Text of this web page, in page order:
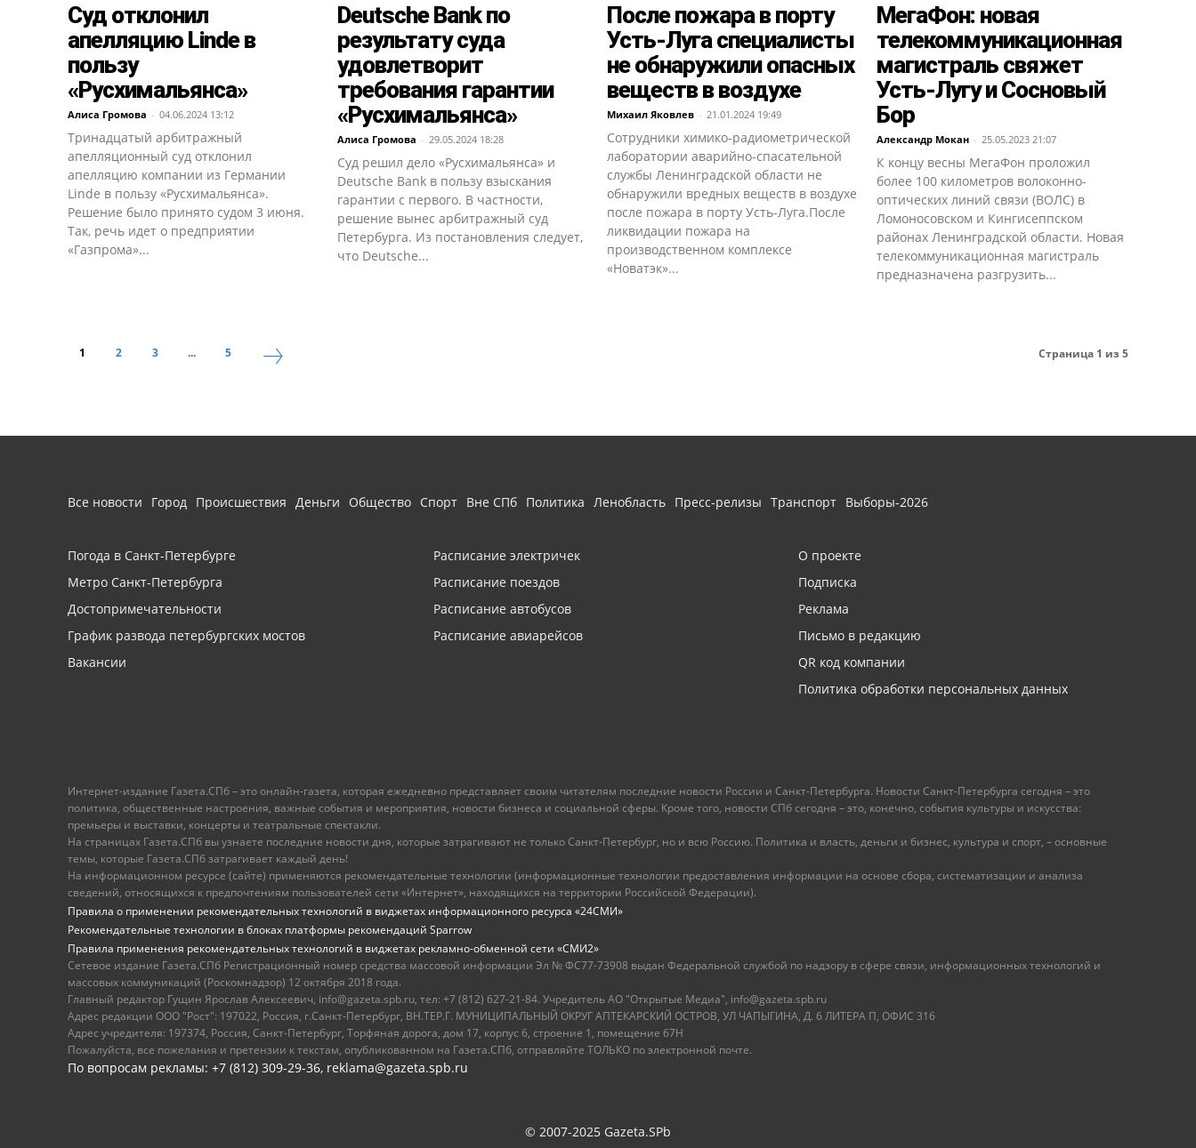
Суд отклонил
апелляцию Linde в
пользу
«Русхимальянса»
Алиса Громова - 04.06.2024 13:12
Тринадцатый арбитражный
апелляционный суд отклонил
апелляцию компании из Германии
Linde в пользу «Русхимальянса».
Решение было принято судом 3 июня.
Так, речь идет о предприятии
«Газпрома»...
Deutsche Bank по
результату суда
удовлетворит
требования гарантии
«Русхимальянса»
Алиса Громова - 29.05.2024 18:28
Суд решил дело «Русхимальянса» и
Deutsche Bank в пользу взыскания
гарантии с первого. В частности,
решение вынес арбитражный суд
Петербурга. Из постановления следует,
что Deutsche...
После пожара в порту
Усть-Луга специалисты
не обнаружили опасных
веществ в воздухе
Михаил Яковлев - 21.01.2024 19:49
Сотрудники химико-радиометрической
лаборатории аварийно-спасательной
службы Ленинградской области не
обнаружили вредных веществ в воздухе
после пожара в порту Усть-Луга.После
ликвидации пожара на
производственном комплексе
«Новатэк»...
МегаФон: новая
телекоммуникационная
магистраль свяжет
Усть-Лугу и Сосновый
Бор
Александр Мокан - 25.05.2023 21:07
К концу весны МегаФон проложил
более 100 километров волоконно-
оптических линий связи (ВОЛС) в
Ломоносовском и Кингисеппском
районах Ленинградской области. Новая
телекоммуникационная магистраль
предназначена разгрузить...
1 2 3 ... 5 Страница 1 из 5
Все новости Город Происшествия Деньги Общество Спорт Вне СПб Политика Ленобласть Пресс-релизы Транспорт Выборы-2026
Погода в Санкт-Петербурге
Метро Санкт-Петербурга
Достопримечательности
График развода петербургских мостов
Вакансии
Расписание электричек
Расписание поездов
Расписание автобусов
Расписание авиарейсов
О проекте
Подписка
Реклама
Письмо в редакцию
QR код компании
Политика обработки персональных данных
Интернет-издание Газета.СПб – это онлайн-газета, которая ежедневно представляет своим читателям последние новости России и Санкт-Петербурга. Новости Санкт-Петербурга сегодня – это
политика, общественные настроения, важные события и мероприятия, новости бизнеса и социальной сферы. Кроме того, новости СПб сегодня – это, конечно, события культуры и искусства:
премьеры и выставки, концерты и театральные спектакли.
На страницах Газета.СПб вы узнаете последние новости дня, которые затрагивают не только Санкт-Петербург, но и всю Россию. Политика и власть, деньги и бизнес, культура и спорт, – основные
темы, которые Газета.СПб затрагивает каждый день!
На информационном ресурсе (сайте) применяются рекомендательные технологии (информационные технологии предоставления информации на основе сбора, систематизации и анализа
сведений, относящихся к предпочтениям пользователей сети «Интернет», находящихся на территории Российской Федерации).
Правила о применении рекомендательных технологий в виджетах информационного ресурса «24СМИ»
Рекомендательные технологии в блоках платформы рекомендаций Sparrow
Правила применения рекомендательных технологий в виджетах рекламно-обменной сети «СМИ2»
Сетевое издание Газета.СПб Регистрационный номер средства массовой информации Эл № ФС77-73908 выдан Федеральной службой по надзору в сфере связи, информационных технологий и
массовых коммуникаций (Роскомнадзор) 12 октября 2018 года.
Главный редактор Гущин Ярослав Алексеевич, info@gazeta.spb.ru, тел: +7 (812) 627-21-84. Учредитель АО "Открытые Медиа", info@gazeta.spb.ru
Адрес редакции ООО "Рост": 197022, Россия, г.Санкт-Петербург, ВН.ТЕР.Г. МУНИЦИПАЛЬНЫЙ ОКРУГ АПТЕКАРСКИЙ ОСТРОВ, УЛ ЧАПЫГИНА, Д. 6 ЛИТЕРА П, ОФИС 316
Адрес учредителя: 197374, Россия, Санкт-Петербург, Торфяная дорога, дом 17, корпус 6, строение 1, помещение 67Н
Пожалуйста, все пожелания и претензии к текстам, опубликованном на Газета.СПб, отправляйте ТОЛЬКО по электронной почте.
По вопросам рекламы: +7 (812) 309-29-36, reklama@gazeta.spb.ru
© 2007-2025 Gazeta.SPb